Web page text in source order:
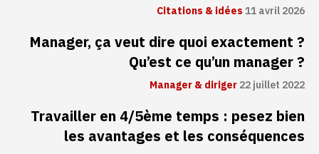
Citations & idées11 avril 2026
Manager, ça veut dire quoi exactement ?
Qu’est ce qu’un manager ?
Manager & diriger22 juillet 2022
Travailler en 4/5ème temps : pesez bien
les avantages et les conséquences